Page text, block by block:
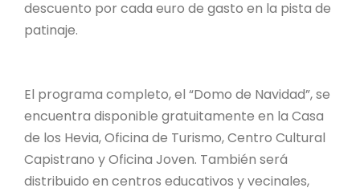
descuento por cada euro de gasto en la pista de
patinaje.
El programa completo, el “Domo de Navidad”, se
encuentra disponible gratuitamente en la Casa
de los Hevia, Oficina de Turismo, Centro Cultural
Capistrano y Oficina Joven. También será
distribuido en centros educativos y vecinales,